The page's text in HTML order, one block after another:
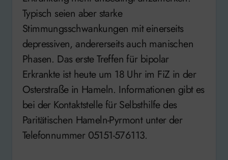
Typisch seien aber starke
Stimmungsschwankungen mit einerseits
depressiven, andererseits auch manischen
Phasen. Das erste Treffen für bipolar
Erkrankte ist heute um 18 Uhr im FiZ in der
Osterstraße in Hameln. Informationen gibt es
bei der Kontaktstelle für Selbsthilfe des
Paritätischen Hameln-Pyrmont unter der
Telefonnummer 05151-576113.